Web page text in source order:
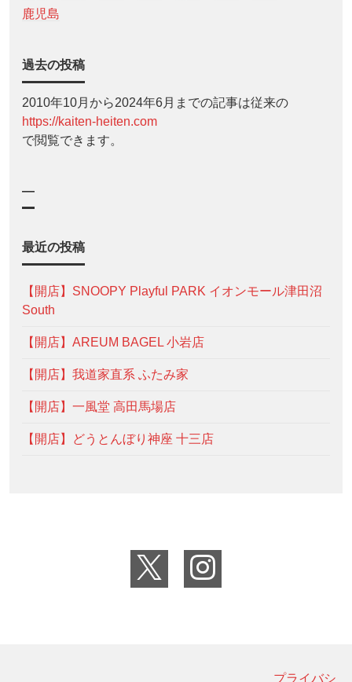
鹿児島
過去の投稿
2010年10月から2024年6月までの記事は従来の
https://kaiten-heiten.com
で閲覧できます。
—
最近の投稿
【開店】SNOOPY Playful PARK イオンモール津田沼
South
【開店】AREUM BAGEL 小岩店
【開店】我道家直系 ふたみ家
【開店】一風堂 高田馬場店
【開店】どうとんぼり神座 十三店
プライバシ